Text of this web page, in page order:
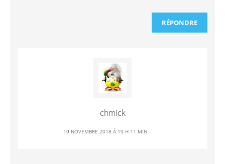
RÉPONDRE
chmick
19 NOVEMBRE 2018 Á 19 H 11 MIN